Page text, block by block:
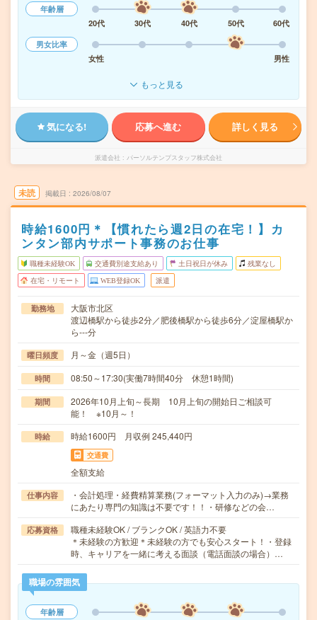
年齢層
20代
30代 40代 50代
60代
男女比率
女性
男性
もっと見る
気になる! 応募へ進む 詳しく見る
派遣会社 パーソルテンプスタッフ株式会社
未読 掲載日 2026/08/07
時給1600円＊【慣れたら週2日の在宅！】カ
ンタン部内サポート事務のお仕事
職種未経験OK 交通費別途支給あり 土日祝日が休み 残業なし
在宅・リモート WEB登録OK 派遣
勤務地
大阪市北区
渡辺橋駅から徒歩2分／肥後橋駅から徒歩6分／淀屋橋駅か
ら---分
曜日頻度 月～金（週5日）
時間 08:50～17:30(実働7時間40分 休憩1時間)
期間
2026年10月上旬～長期 10月上旬の開始日ご相談可
能！ ※10月～！
時給 時給1600円 月収例 245,440円
交通費
全額支給
仕事内容
・会計処理・経費精算業務(フォーマット入力のみ)→業務
にあたり専門の知識は不要です！！・研修などの会…
応募資格
職種未経験OK / ブランクOK / 英語力不要
＊未経験の方歓迎＊未経験の方でも安心スタート！・登録
時、キャリアを一緒に考える面談（電話面談の場合）…
職場の雰囲気
年齢層